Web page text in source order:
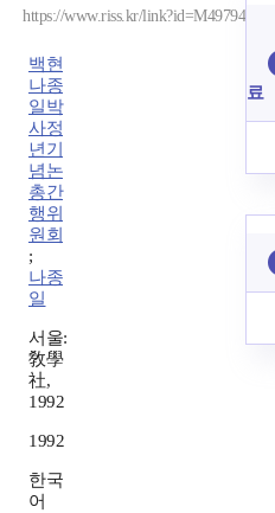
https://www.riss.kr/link?id=M49794
백현
나종
일박
사정
년기
념논
총간
행위
원회
;
나종
일
서울:
敎學
社,
1992
1992
한국
어
료